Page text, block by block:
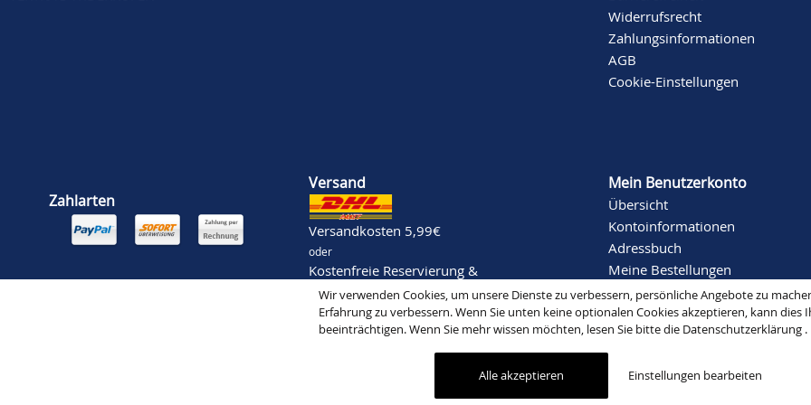
Wir verwenden Cookies, um unsere Dienste zu verbessern, persönliche Angebote zu
Erfahrung zu verbessern. Wenn Sie unten keine optionalen Cookies akzeptieren, kann dies
beeinträchtigen. Wenn Sie mehr wissen möchten, lesen Sie bitte die Datenschutzerklärung .
Alle akzeptieren Einstellungen bearbeiten
Widerrufsrecht
Zahlungsinformationen
AGB
Cookie-Einstellungen
Zahlarten
Versand
Versandkosten 5,99€
oder
Kostenfreie Reservierung &
Abholung im Modehaus
Mein Benutzerkonto
Übersicht
Kontoinformationen
Adressbuch
Meine Bestellungen
Newsletter Abos
Mode Schlichting | Bergstraße 22 | 32791 Lage | info@schlichting-mode.de